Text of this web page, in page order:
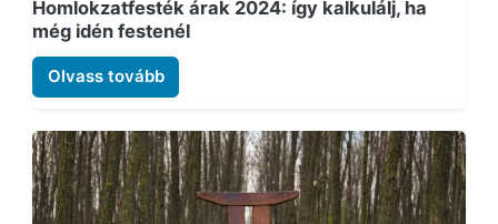
Homlokzatfesték árak 2024: így kalkulálj, ha
még idén festenél
Olvass tovább